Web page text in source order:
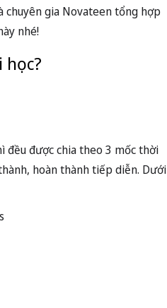
chuyên gia Novateen tổng hợp
nhé!
đều được chia theo 3 mốc thời
hoàn thành tiếp diễn. Dưới